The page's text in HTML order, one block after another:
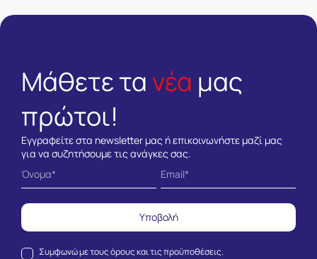
Μάθετε τα νέα μας
πρώτοι!
Εγγραφείτε στα newsletter μας ή επικοινωνήστε μαζί μας
για να συζητήσουμε τις ανάγκες σας.
Συμφωνώ με τουςόρους και τις προϋποθέσεις.
Υποβολή